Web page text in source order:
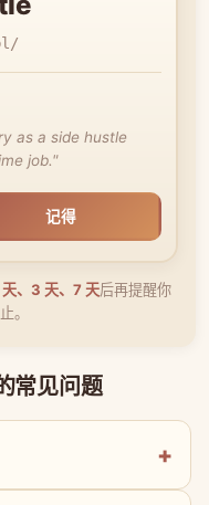
as a side hustle
job."
记得
天、3 天、7 天后再提醒你
。
常见问题